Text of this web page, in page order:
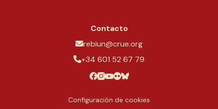
Contacto
rebiun@crue.org
+34 601 52 67 79
Configuración de cookies